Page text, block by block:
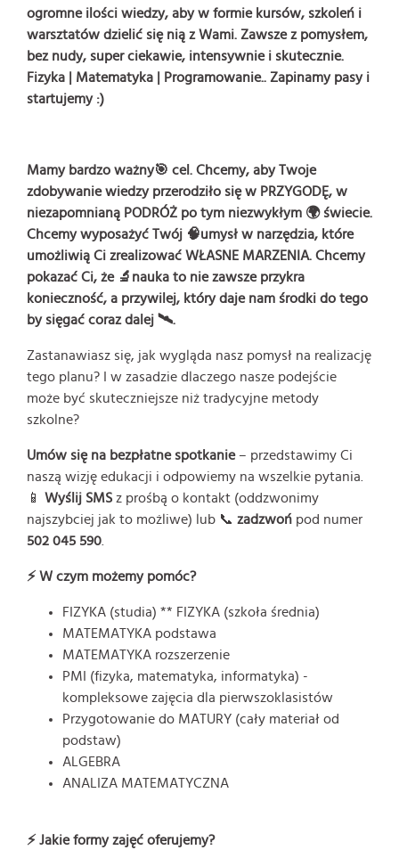
ogromne ilości wiedzy, aby w formie kursów, szkoleń i
warsztatów dzielić się nią z Wami. Zawsze z pomysłem,
bez nudy, super ciekawie, intensywnie i skutecznie.
Fizyka | Matematyka | Programowanie.. Zapinamy pasy i
startujemy :)
Mamy bardzo ważny🎯 cel. Chcemy, aby Twoje
zdobywanie wiedzy przerodziło się w PRZYGODĘ, w
niezapomnianą PODRÓŻ po tym niezwykłym 🌍 świecie.
Chcemy wyposażyć Twój 🧠umysł w narzędzia, które
umożliwią Ci zrealizować WŁASNE MARZENIA. Chcemy
pokazać Ci, że 🔬nauka to nie zawsze przykra
konieczność, a przywilej, który daje nam środki do tego
by sięgać coraz dalej 🛰️.
Zastanawiasz się, jak wygląda nasz pomysł na realizację
tego planu? I w zasadzie dlaczego nasze podejście
może być skuteczniejsze niż tradycyjne metody
szkolne?
Umów się na bezpłatne spotkanie– przedstawimy Ci
naszą wizję edukacji i odpowiemy na wszelkie pytania.
📱 Wyślij SMS z prośbą o kontakt (oddzwonimy
najszybciej jak to możliwe) lub 📞 zadzwoń pod numer
502 045 590
⚡ W czym możemy pomóc?
FIZYKA (studia) ** FIZYKA (szkoła średnia)
MATEMATYKA podstawa
MATEMATYKA rozszerzenie
PMI (fizyka, matematyka, informatyka) -
kompleksowe zajęcia dla pierwszoklasistów
Przygotowanie do MATURY (cały materiał od
podstaw)
ALGEBRA
ANALIZA MATEMATYCZNA
⚡ Jakie formy zajęć oferujemy?